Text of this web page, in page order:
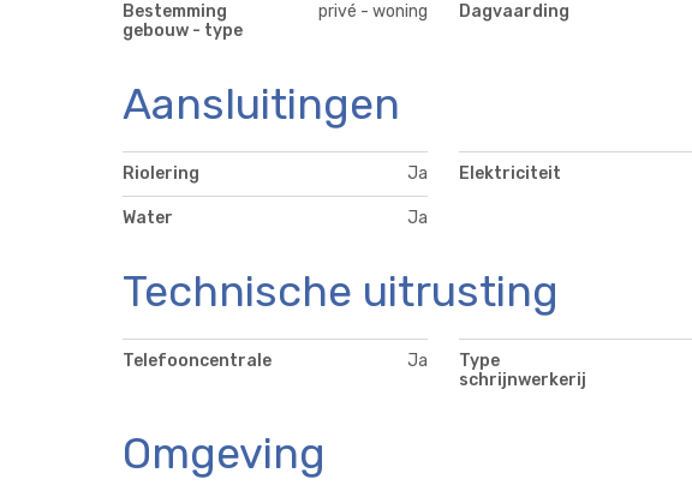
Bestemming
gebouw - type
privé - woning Dagvaarding
Aansluitingen
Riolering Ja Elektriciteit
Water Ja
Technische uitrusting
Telefooncentrale Ja
Type
schrijnwerkerij
Omgeving